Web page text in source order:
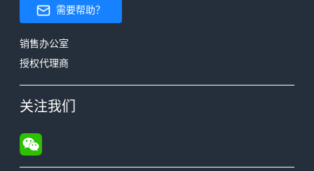
需要帮助？
销售办公室
授权代理商
关注我们